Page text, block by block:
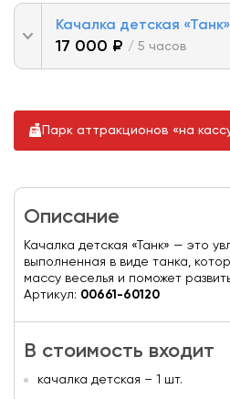
Качалка детская «Танк»
17 000 ₽ / 5 часов
Парк аттракционов «на
Описание
Качалка детская «Танк» — это
выполненная в виде танка,
массу веселья и поможет
Артикул: 00661-60120
В стоимость входит
качалка детская – 1 шт.